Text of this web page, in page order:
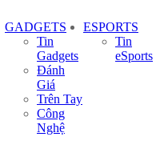
GADGETS
Tin
Gadgets
Đánh
Giá
Trên Tay
Công
Nghệ
ESPORTS
Tin
eSports